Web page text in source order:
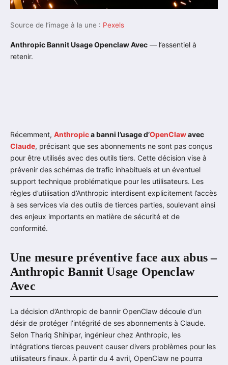
Source de l’image à la une : Pexels
Anthropic Bannit Usage Openclaw Avec — l’essentiel à
retenir.
Récemment, Anthropica banni l’usage d’OpenClawavec
Claude, précisant que ses abonnements ne sont pas conçus
pour être utilisés avec des outils tiers. Cette décision vise à
prévenir des schémas de trafic inhabituels et un éventuel
support technique problématique pour les utilisateurs. Les
règles d’utilisation d’Anthropic interdisent explicitement l’accès
à ses services via des outils de tierces parties, soulevant ainsi
des enjeux importants en matière de sécurité et de
conformité.
Une mesure préventive face aux abus –
Anthropic Bannit Usage Openclaw
Avec
La décision d’Anthropic de bannir OpenClaw découle d’un
désir de protéger l’intégrité de ses abonnements à Claude.
Selon Thariq Shihipar, ingénieur chez Anthropic, les
intégrations tierces peuvent causer divers problèmes pour les
utilisateurs finaux. À partir du 4 avril, OpenClaw ne pourra